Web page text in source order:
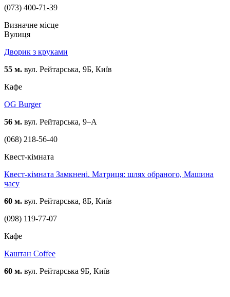
(073) 400-71-39
Визначне місце
Вулиця
Дворик з круками
55 м. вул. Рейтарська, 9Б, Київ
Кафе
OG Burger
56 м. вул. Рейтарська, 9–А
(068) 218-56-40
Квест-кімната
Квест-кімната Замкнені. Матриця: шлях обраного, Машина
часу
60 м. вул. Рейтарська, 8Б, Київ
(098) 119-77-07
Кафе
Каштан Coffee
60 м. вул. Рейтарська 9Б, Київ